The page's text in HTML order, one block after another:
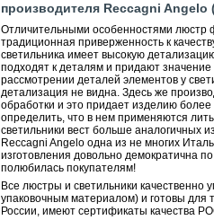
производителя Reccagni Angelo
Отличительными особенностями люстр
традиционная приверженность к
светильника имеет высокую
подходят к деталям и придают
рассмотрении деталей элементов у
детализация не видна. Здесь же
обработки и это придает изделию
определить, что в нем применяются
светильники вест больше аналогичных
Reccagni Angelo одна из не многих
изготовления довольно демократична
полюбилась покупателям!
Все люстры и светильники
упаковочным материалом) и готовы для
России, имеют сертификаты качества